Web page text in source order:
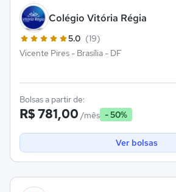
Colégio Vitória Régia
5.0 (19)
Vicente Pires - Brasília - DF
Bolsas a partir de:
R$ 781,00 /mês - 50%
Ver bolsas